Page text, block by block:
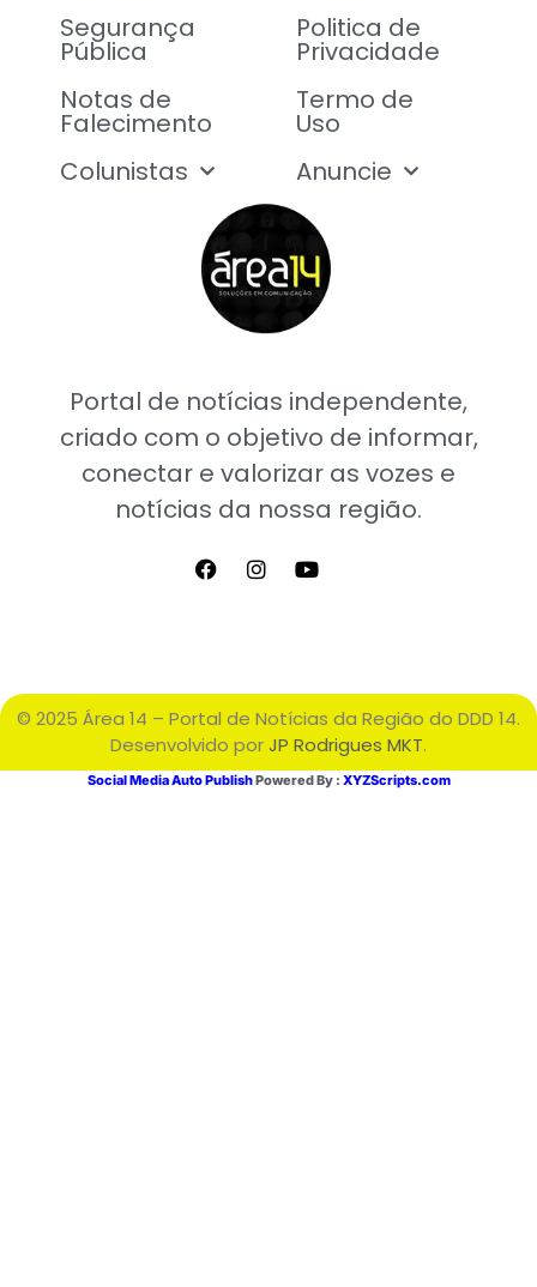
Portal de notícias independente,
criado com o objetivo de informar,
conectar e valorizar as vozes e
notícias da nossa região.
Segurança
Pública
Notas de
Falecimento
Colunistas
Politica de
Privacidade
Termo de
Uso
Anuncie
© 2025 Área 14 – Portal de Notícias da Região do DDD 14.
Desenvolvido porJP Rodrigues MKT.
Social Media Auto PublishPowered By : XYZScripts.com